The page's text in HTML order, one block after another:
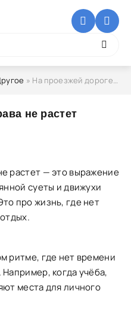
» На проезжей дороге трава не растет
не растет
растет — это выражение
суеты и движухи
про жизнь, где нет
ритме, где нет времени
когда учёба,
места для личного